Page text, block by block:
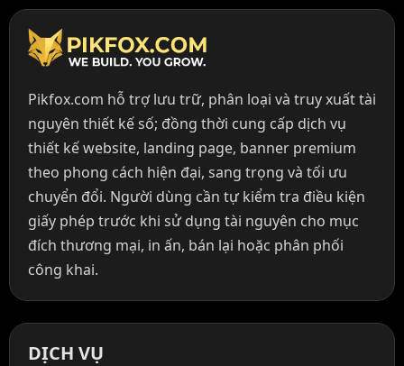
Pikfox.com hỗ trợ lưu trữ, phân loại và truy xuất tài
nguyên thiết kế số; đồng thời cung cấp dịch vụ
thiết kế website, landing page, banner premium
theo phong cách hiện đại, sang trọng và tối ưu
chuyển đổi. Người dùng cần tự kiểm tra điều kiện
giấy phép trước khi sử dụng tài nguyên cho mục
đích thương mại, in ấn, bán lại hoặc phân phối
công khai.
DỊCH VỤ